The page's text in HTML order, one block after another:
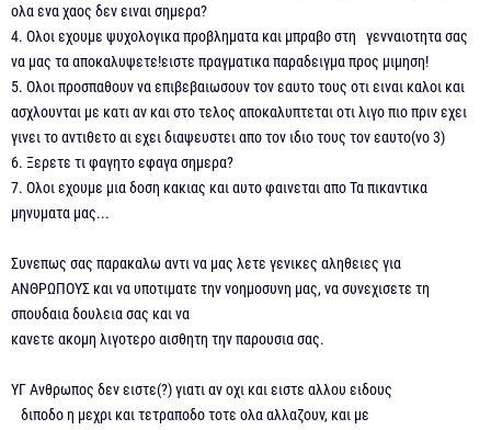
ολα ενα χαος δεν ειναι σημερα?
4. Ολοι εχουμε ψυχολογικα προβληματα και μπραβο στη γενναιοτητα σας
να μας τα αποκαλυψετε!ειστε πραγματικα παραδειγμα προς μιμηση!
5. Ολοι προσπαθουν να επιβεβαιωσουν τον εαυτο τους οτι ειναι καλοι και
ασχλουνται με κατι αν και στο τελος αποκαλυπτεται οτι λιγο πιο πριν εχει
γινει το αντιθετο αι εχει διαψευστει απο τον ιδιο τους τον εαυτο(νο 3)
6. Ξερετε τι φαγητο εφαγα σημερα?
7. Ολοι εχουμε μια δοση κακιας και αυτο φαινεται απο Τα πικαντικα
μηνυματα μας...
Συνεπως σας παρακαλω αντι να μας λετε γενικες αληθειες για
ΑΝΘΡΩΠΟΥΣ και να υποτιματε την νοημοσυνη μας, να συνεχισετε τη
σπουδαια δουλεια σας και να
κανετε ακομη λιγοτερο αισθητη την παρουσια σας.
ΥΓ Ανθρωπος δεν ειστε(?) γιατι αν οχι και ειστε αλλου ειδους
διποδο η μεχρι και τετραποδο τοτε ολα αλλαζουν, και με